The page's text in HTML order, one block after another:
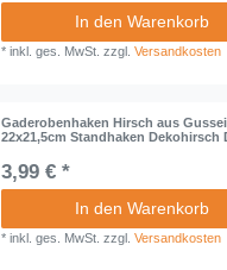
In den Warenkorb
*inkl. ges. MwSt. zzgl.Versandkosten
Gaderobenhaken Hirsch aus
22x21,5cm Standhaken Dekohirsch
3,99 € *
In den Warenkorb
*inkl. ges. MwSt. zzgl.Versandkosten